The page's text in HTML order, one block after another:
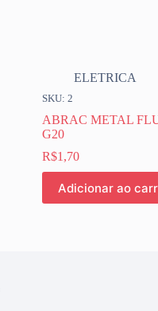
ELETRICA
SKU: 2
ABRAC METAL
G20
R$1,70
Adicionar ao